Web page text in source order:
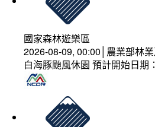
國家森林遊樂區
2026-08-09, 00:00│農業部林
白海豚颱風休園 預計開始日